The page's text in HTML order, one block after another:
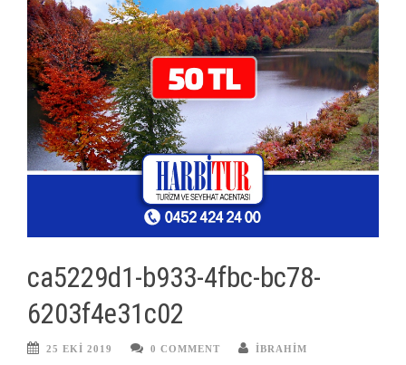
ca5229d1-b933-4fbc-bc78-
6203f4e31c02
25 EKI 2019 0 COMMENT IBRAHIM